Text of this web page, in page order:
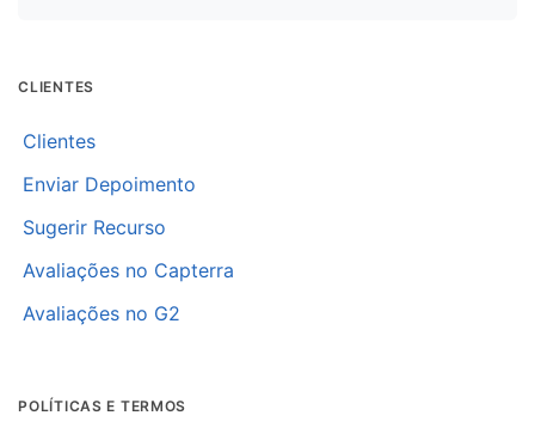
CLIENTES
Clientes
Enviar Depoimento
Sugerir Recurso
Avaliações no Capterra
Avaliações no G2
POLÍTICAS E TERMOS